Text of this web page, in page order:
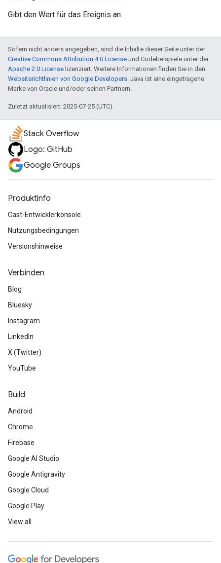
Gibt den Wert für das Ereignis an.
Sofern nicht anders angegeben, sind die Inhalte dieser Seite unter der
Creative Commons Attribution 4.0 License und Codebeispiele unter der
Apache 2.0 License lizenziert. Weitere Informationen finden Sie in den
Websiterichtlinien von Google Developers. Java ist eine eingetragene
Marke von Oracle und/oder seinen Partnern.
Zuletzt aktualisiert: 2025-07-25 (UTC).
Stack Overflow
Logo: GitHub
Google Groups
Produktinfo
Cast-Entwicklerkonsole
Nutzungsbedingungen
Versionshinweise
Verbinden
Blog
Bluesky
Instagram
LinkedIn
X (Twitter)
YouTube
Build
Android
Chrome
Firebase
Google AI Studio
Google Antigravity
Google Cloud
Google Play
View all